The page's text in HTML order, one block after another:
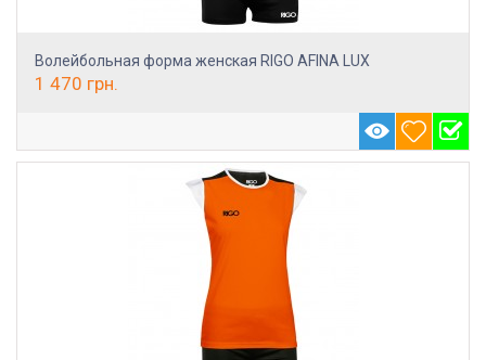
Волейбольная форма женская RIGO AFINA LUX
1 470 грн.